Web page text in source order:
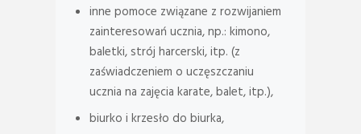
inne pomoce związane z rozwijaniem
zainteresowań ucznia, np.: kimono,
baletki, strój harcerski, itp. (z
zaświadczeniem o uczęszczaniu
ucznia na zajęcia karate, balet, itp.),
biurko i krzesło do biurka,